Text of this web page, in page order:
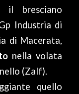
il bresciano
Industria di
di Macerata,
nella volata
(Zalf).
quello